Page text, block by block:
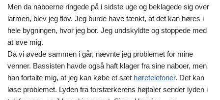
Men da naboerne ringede på i sidste uge og beklagede sig over
larmen, blev jeg flov. Jeg burde have tænkt, at det kan høres i
hele bygningen, hvor jeg bor. Jeg undskyldte og stoppede med
at øve mig.
Da vi øvede sammen i går, nævnte jeg problemet for mine
venner. Bassisten havde også haft klager fra sine naboer, men
han fortalte mig, at jeg kan købe et sæt høretelefoner. Det kan
løse problemet. Lyden fra forstærkerens højtaler sender lyden i